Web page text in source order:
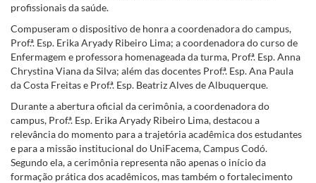
profissionais da saúde.
Compuseram o dispositivo de honra a coordenadora do campus,
Prof.ª. Esp. Erika Aryady Ribeiro Lima; a coordenadora do curso de
Enfermagem e professora homenageada da turma, Prof.ª. Esp. Anna
Chrystina Viana da Silva; além das docentes Prof.ª. Esp. Ana Paula
da Costa Freitas e Prof.ª. Esp. Beatriz Alves de Albuquerque.
Durante a abertura oficial da cerimônia, a coordenadora do
campus, Prof.ª. Esp. Erika Aryady Ribeiro Lima, destacou a
relevância do momento para a trajetória acadêmica dos estudantes
e para a missão institucional do UniFacema, Campus Codó.
Segundo ela, a cerimônia representa não apenas o início da
formação prática dos acadêmicos, mas também o fortalecimento